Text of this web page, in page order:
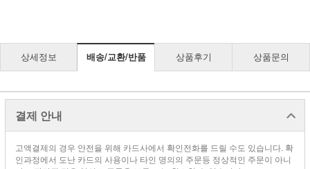
상세정보 배송/교환/반품 상품후기 상품문의
결제 안내
고액결제의 경우 안전을 위해 카드사에서 확인전화를 드릴 수도 있습니다. 확
인과정에서 도난 카드의 사용이나 타인 명의의 주문등 정상적인 주문이 아니